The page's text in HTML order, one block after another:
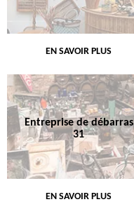
EN SAVOIR PLUS
Entreprise de débarras
31
EN SAVOIR PLUS